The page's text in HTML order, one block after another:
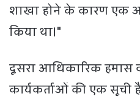
शाखा होने के कारण एक
किया था।"
दूसरा आधिकारिक हमास
कार्यकर्ताओं की एक